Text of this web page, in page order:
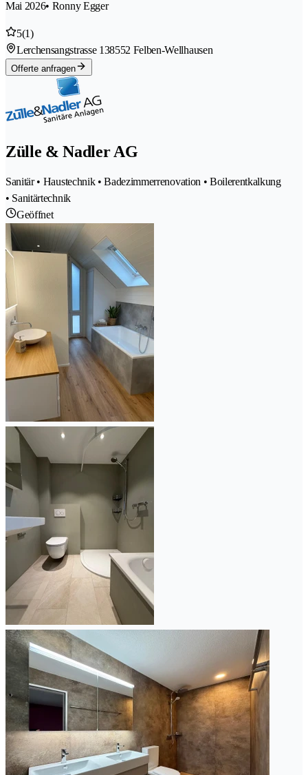
Mai 2026• Ronny Egger
5(1)
Lerchensangstrasse 138552 Felben-Wellhausen
Offerte anfragen
Zülle & Nadler AG
Sanitär • Haustechnik • Badezimmerrenovation • Boilerentkalkung
• Sanitärtechnik
Geöffnet